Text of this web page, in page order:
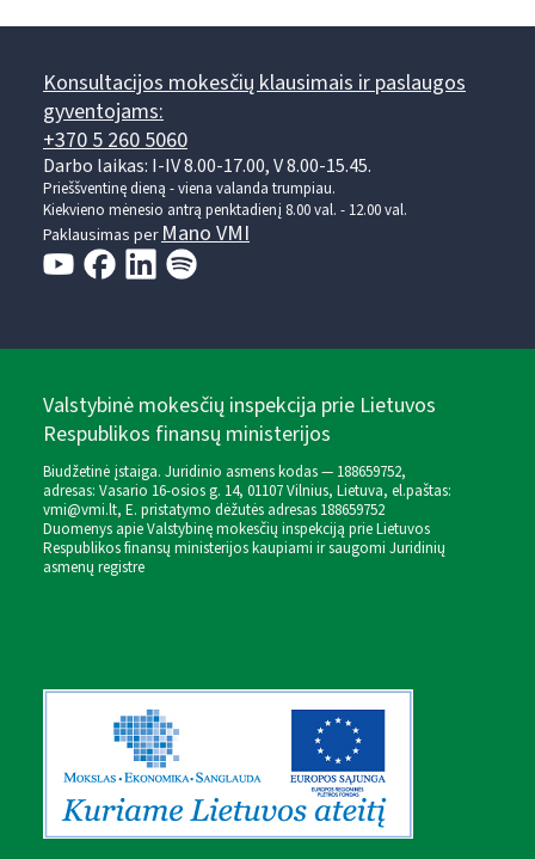
Konsultacijos mokesčių klausimais ir paslaugos
gyventojams:
+370 5 260 5060
Darbo laikas: I-IV 8.00-17.00, V 8.00-15.45.
Prieššventinę dieną - viena valanda trumpiau.
Kiekvieno mėnesio antrą penktadienį 8.00 val. - 12.00 val.
Paklausimas perMano VMI
Valstybinė mokesčių inspekcija prie Lietuvos
Respublikos finansų ministerijos
Biudžetinė įstaiga. Juridinio asmens kodas — 188659752,
adresas: Vasario 16-osios g. 14, 01107 Vilnius, Lietuva, el.paštas:
vmi@vmi.lt, E. pristatymo dėžutės adresas 188659752
Duomenys apie Valstybinę mokesčių inspekciją prie Lietuvos
Respublikos finansų ministerijos kaupiami ir saugomi Juridinių
asmenų registre